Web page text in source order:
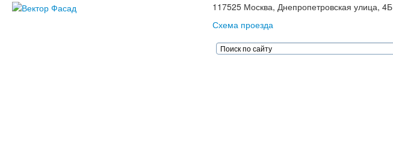
117525 Москва, Днепропетровская улица, 4Б
Схема проезда